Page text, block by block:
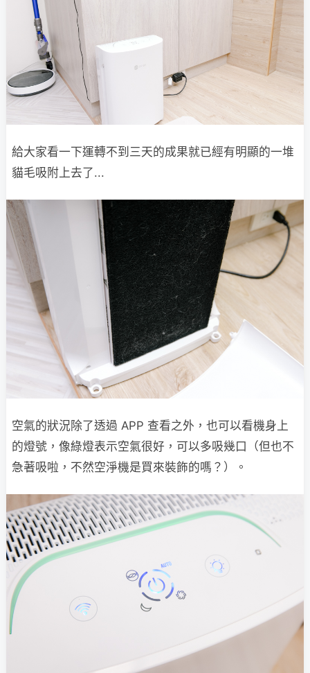
給大家看一下運轉不到三天的成果就已經有明顯的一堆
貓毛吸附上去了...
空氣的狀況除了透過 APP 查看之外，也可以看機身上
的燈號，像綠燈表示空氣很好，可以多吸幾口（但也不
急著吸啦，不然空淨機是買來裝飾的嗎？）。